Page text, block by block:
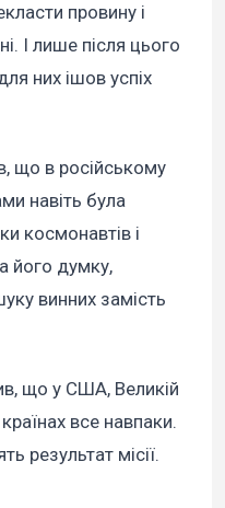
провину і
І лише після цього
них ішов успіх
що в російському
навіть була
космонавтів і
його думку,
винних замість
що у США, Великій
все навпаки.
результат місії.